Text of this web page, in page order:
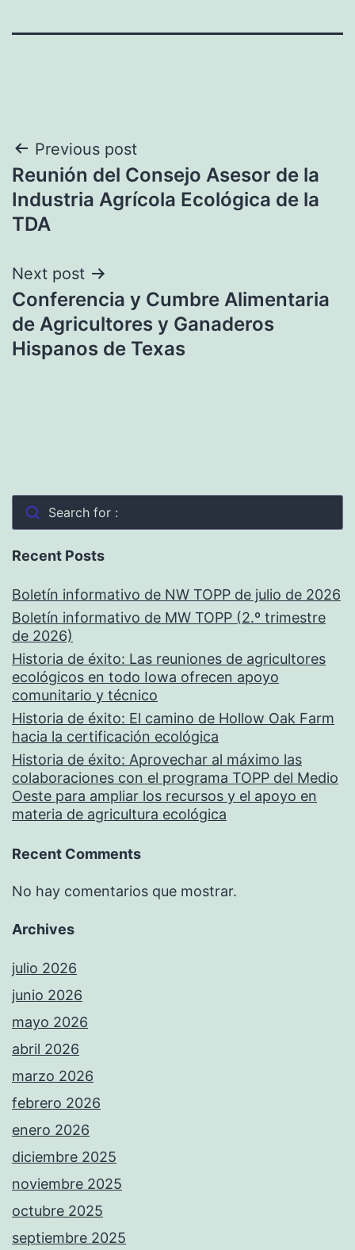
Navegación
de
entradas
Previous post
Reunión del Consejo Asesor de la
Industria Agrícola Ecológica de la
TDA
Next post
Conferencia y Cumbre Alimentaria
de Agricultores y Ganaderos
Hispanos de Texas
Search for :
Recent Posts
Boletín informativo de NW TOPP de julio de 2026
Boletín informativo de MW TOPP (2.º trimestre
de 2026)
Historia de éxito: Las reuniones de agricultores
ecológicos en todo Iowa ofrecen apoyo
comunitario y técnico
Historia de éxito: El camino de Hollow Oak Farm
hacia la certificación ecológica
Historia de éxito: Aprovechar al máximo las
colaboraciones con el programa TOPP del Medio
Oeste para ampliar los recursos y el apoyo en
materia de agricultura ecológica
Recent Comments
No hay comentarios que mostrar.
Archives
julio 2026
junio 2026
mayo 2026
abril 2026
marzo 2026
febrero 2026
enero 2026
diciembre 2025
noviembre 2025
octubre 2025
septiembre 2025